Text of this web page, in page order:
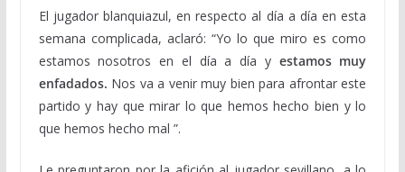
El jugador blanquiazul, en respecto al día a día en esta
semana complicada, aclaró: “Yo lo que miro es como
estamos nosotros en el día a día yestamos muy
enfadados. Nos va a venir muy bien para afrontar este
partido y hay que mirar lo que hemos hecho bien y lo
que hemos hecho mal ”.